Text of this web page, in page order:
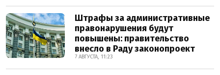
Штрафы за административные
правонарушения будут
повышены: правительство
внесло в Раду законопроект
7 АВГУСТА, 11:23